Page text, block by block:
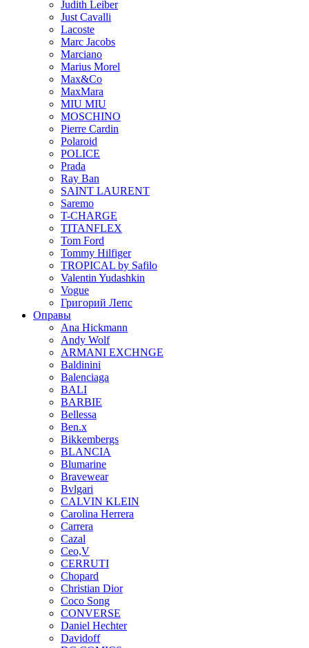
Judith Leiber
Just Cavalli
Lacoste
Marc Jacobs
Marciano
Marius Morel
Max&Co
MaxMara
MIU MIU
MOSCHINO
Pierre Cardin
Polaroid
POLICE
Prada
Ray Ban
SAINT LAURENT
Saremo
T-CHARGE
TITANFLEX
Tom Ford
Tommy Hilfiger
TROPICAL by Safilo
Valentin Yudashkin
Vogue
Григорий Лепс
Оправы
Ana Hickmann
Andy Wolf
ARMANI EXCHNGE
Baldinini
Balenciaga
BALI
BARBIE
Bellessa
Ben.x
Bikkembergs
BLANCIA
Blumarine
Bravewear
Bvlgari
CALVIN KLEIN
Carolina Herrera
Carrera
Cazal
Ceo,V
CERRUTI
Chopard
Christian Dior
Coco Song
CONVERSE
Daniel Hechter
Davidoff